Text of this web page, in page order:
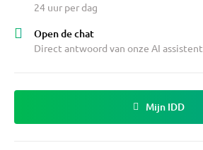
24 uur per dag
Open de chat
Direct antwoord van onze AI assistent
Mijn IDD